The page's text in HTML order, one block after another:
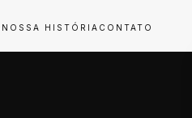
NOSSA HISTÓRIA CONTATO